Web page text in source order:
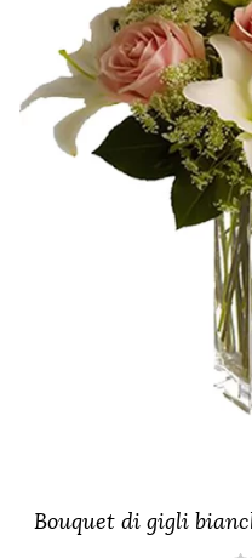
Bouquet di gigli